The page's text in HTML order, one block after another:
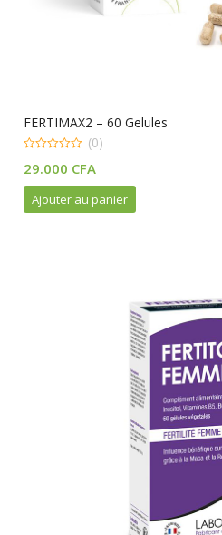
FERTIMAX2 – 60 Gelules
out
(0)
29.000 CFA
Ajouter au panier